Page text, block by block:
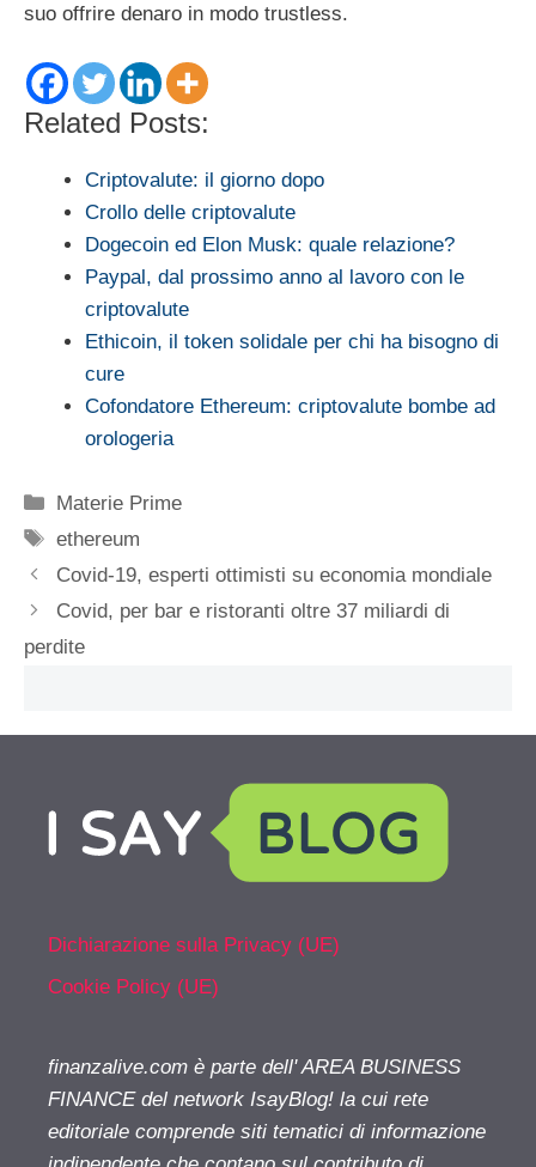
suo offrire denaro in modo trustless.
Related Posts:
Criptovalute: il giorno dopo
Crollo delle criptovalute
Dogecoin ed Elon Musk: quale relazione?
Paypal, dal prossimo anno al lavoro con le
criptovalute
Ethicoin, il token solidale per chi ha bisogno di
cure
Cofondatore Ethereum: criptovalute bombe ad
orologeria
Categorie
Materie Prime
Tag
ethereum
Covid-19, esperti ottimisti su economia mondiale
Covid, per bar e ristoranti oltre 37 miliardi di
perdite
Dichiarazione sulla Privacy (UE)
Cookie Policy (UE)
finanzalive.com è parte dell' AREA BUSINESS
FINANCE del network IsayBlog! la cui rete
editoriale comprende siti tematici di informazione